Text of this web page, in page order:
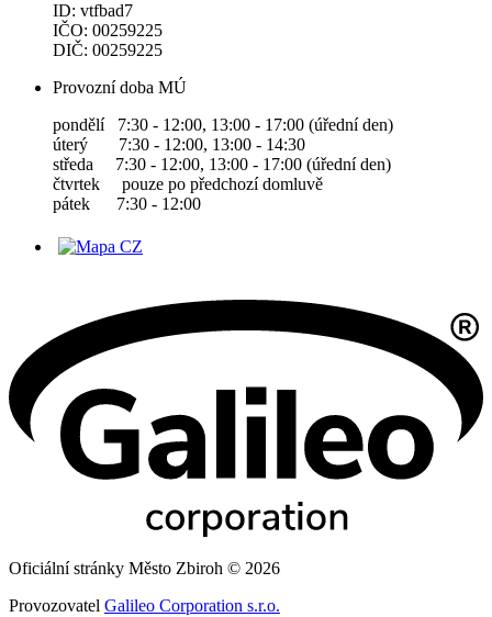
ID: vtfbad7
IČO: 00259225
DIČ: 00259225
Provozní doba MÚ
pondělí 7:30 - 12:00, 13:00 - 17:00 (úřední den)
úterý 7:30 - 12:00, 13:00 - 14:30
středa 7:30 - 12:00, 13:00 - 17:00 (úřední den)
čtvrtek pouze po předchozí domluvě
pátek 7:30 - 12:00
Oficiální stránky Město Zbiroh © 2026
Provozovatel Galileo Corporation s.r.o.